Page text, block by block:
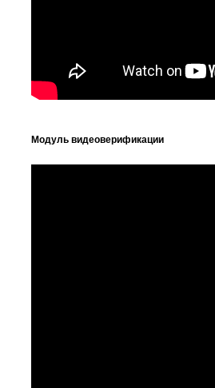
Модуль видеоверификации